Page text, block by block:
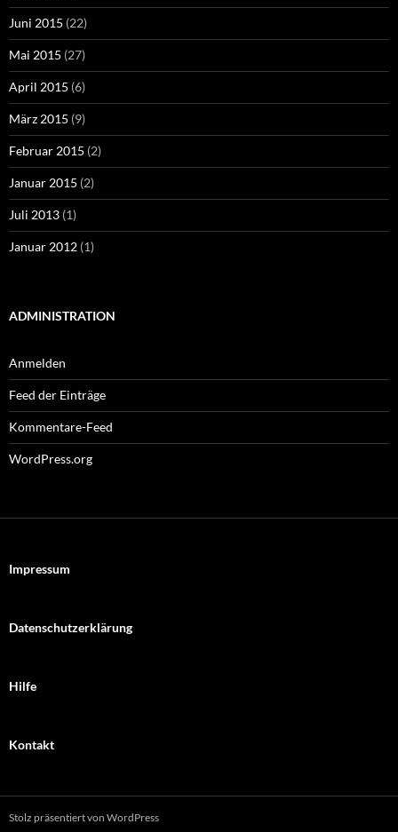
Juni 2015 (22)
Mai 2015 (27)
April 2015 (6)
März 2015 (9)
Februar 2015 (2)
Januar 2015 (2)
Juli 2013 (1)
Januar 2012 (1)
ADMINISTRATION
Anmelden
Feed der Einträge
Kommentare-Feed
WordPress.org
Impressum
Datenschutzerklärung
Hilfe
Kontakt
Stolz präsentiert von WordPress